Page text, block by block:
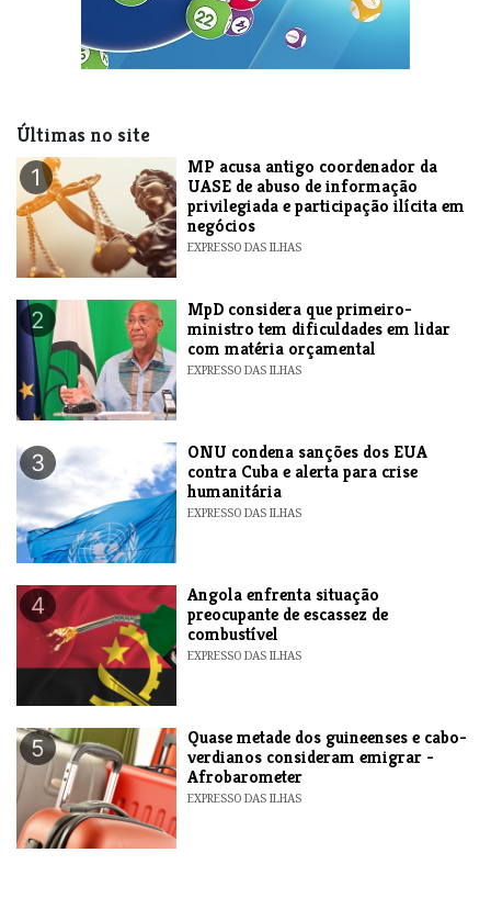
Últimas no site
1
MP acusa antigo coordenador da
UASE de abuso de informação
privilegiada e participação ilícita em
negócios
EXPRESSO DAS ILHAS
2
MpD considera que primeiro-
ministro tem dificuldades em lidar
com matéria orçamental
EXPRESSO DAS ILHAS
3
ONU condena sanções dos EUA
contra Cuba e alerta para crise
humanitária
EXPRESSO DAS ILHAS
4
Angola enfrenta situação
preocupante de escassez de
combustível
EXPRESSO DAS ILHAS
5
Quase metade dos guineenses e cabo-
verdianos consideram emigrar -
Afrobarometer
EXPRESSO DAS ILHAS